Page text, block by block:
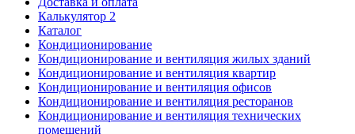
Калькулятор 2
Каталог
Кондиционирование
Кондиционирование и вентиляция жилых зданий
Кондиционирование и вентиляция квартир
Кондиционирование и вентиляция офисов
Кондиционирование и вентиляция ресторанов
Кондиционирование и вентиляция технических
помещений